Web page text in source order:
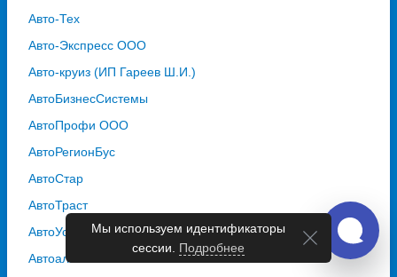
Авто-Тех
Авто-Экспресс ООО
Авто-круиз (ИП Гареев Ш.И.)
АвтоБизнесСистемы
АвтоПрофи ООО
АвтоРегионБус
АвтоСтар
АвтоТраст
АвтоУспех
Автоальянс
Мы используем идентификаторы
сессии. Подробнее